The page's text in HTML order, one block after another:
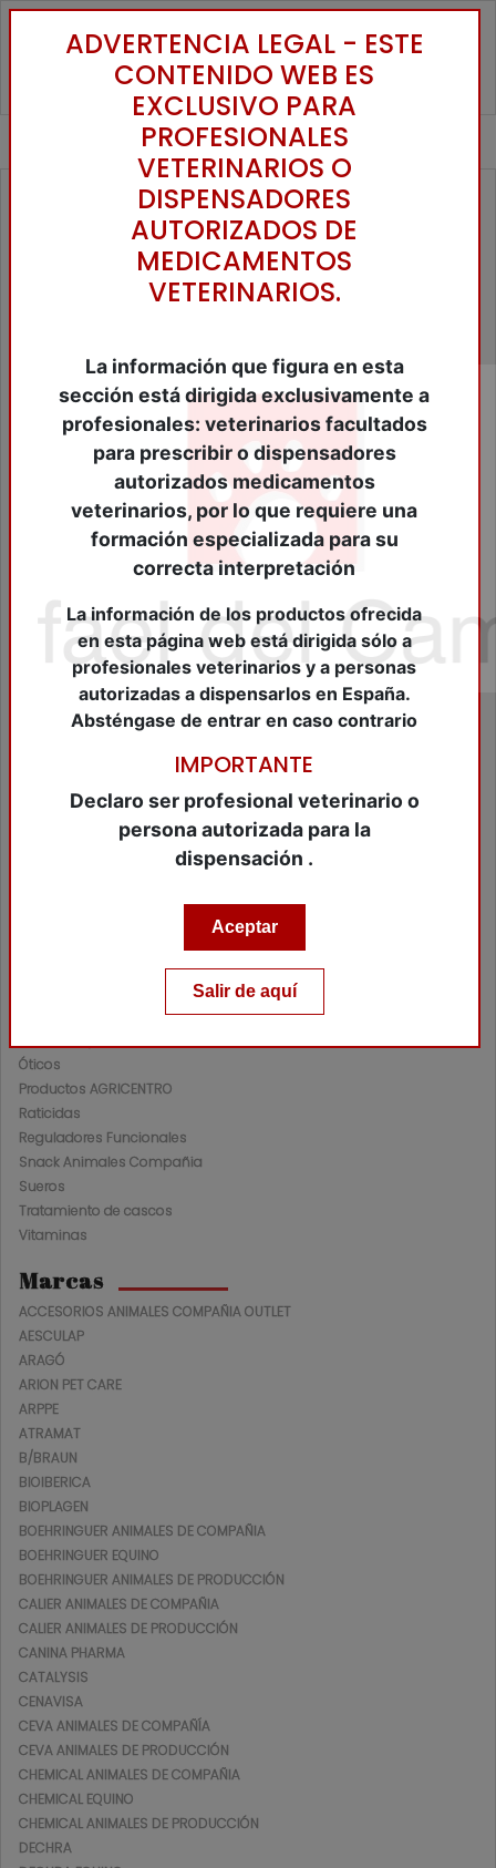
Accesorios Animales de Compañía
Alimentos Animales Compañia
Antibióticos
Antiparasitários
Bibliografía
Cercados Eléctricos
Cierre Heridas
Consumibles Veterinarios
Cosméticos Peq.Animales
Farmacológicos Diversos
Fungicidas
Higuiene Bucal
Homeopáticos
Leches Maternizadas
Material de Identificación
Nutraceuticos Animales Compañia
Nutracéuticos Ganadería
Óticos
Productos AGRICENTRO
Raticidas
Reguladores Funcionales
Snack Animales Compañia
Sueros
Tratamiento de cascos
Vitaminas
Marcas
ACCESORIOS ANIMALES COMPAÑIA OUTLET
AESCULAP
ARAGÓ
ARION PET CARE
ARPPE
ATRAMAT
B/BRAUN
BIOIBERICA
BIOPLAGEN
BOEHRINGUER ANIMALES DE COMPAÑIA
BOEHRINGUER EQUINO
BOEHRINGUER ANIMALES DE PRODUCCIÓN
CALIER ANIMALES DE COMPAÑIA
CALIER ANIMALES DE PRODUCCIÓN
CANINA PHARMA
CATALYSIS
CENAVISA
CEVA ANIMALES DE COMPAÑÍA
CEVA ANIMALES DE PRODUCCIÓN
CHEMICAL ANIMALES DE COMPAÑIA
CHEMICAL EQUINO
CHEMICAL ANIMALES DE PRODUCCIÓN
DECHRA
ADVERTENCIA LEGAL - ESTE
CONTENIDO WEB ES
EXCLUSIVO PARA
PROFESIONALES
VETERINARIOS O
DISPENSADORES
AUTORIZADOS DE
MEDICAMENTOS
VETERINARIOS.
La información que figura en esta
sección está dirigida exclusivamente a
profesionales: veterinarios facultados
para prescribir o dispensadores
autorizados medicamentos
veterinarios, por lo que requiere una
formación especializada para su
correcta interpretación
La información de los productos ofrecida
en esta página web está dirigida sólo a
profesionales veterinarios y a personas
autorizadas a dispensarlos en España.
Absténgase de entrar en caso contrario
IMPORTANTE
Declaro ser profesional veterinario o
persona autorizada para la
dispensación .
Aceptar
Salir de aquí